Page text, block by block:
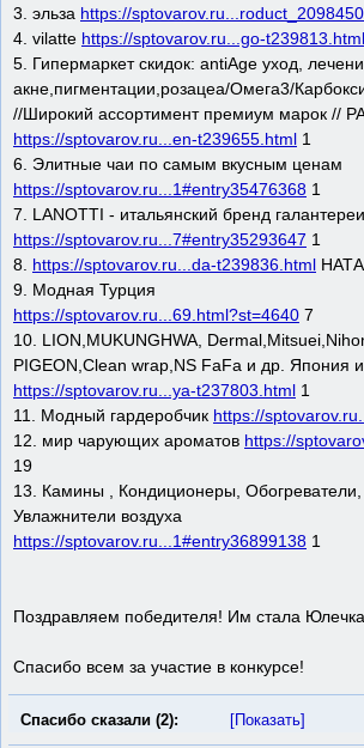
3. эльза https://
4. vilatte https://sptovarov.ru...go-t239813.html
5. Гипермаркет скидок: antiAge уход,
акне,пигментации,розацеа/Омега3/
//Широкий ассортимент премиум марок //
https://sptovarov.ru...en-t239655.html 1
6. Элитные чаи по самым вкусным ценам
https://sptovarov.ru...1#entry35476368 1
7. LANOTTI - итальянский бренд галантереи
https://sptovarov.ru...7#entry35293647 1
8. https://sptovarov.ru...da-t239836.html
9. Модная Турция
https://sptovarov.ru...69.html?st=4640 7
10. LION,MUKUNGHWA,
PIGEON,Clean wrap,NS FaFa и др. Япония
https://sptovarov.ru...ya-t237803.html 1
11. Модный гардеробчик https://
12. мир чарующих ароматов https://
19
13. Камины , Кондиционеры,
Увлажнители воздуха
https://sptovarov.ru...1#entry36899138 1
Поздравляем победителя! Им стала
Спасибо всем за участие в конкурсе!
Спасибо сказали (2): [Показать]